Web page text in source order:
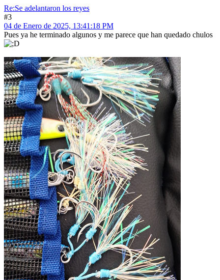
Re:Se adelantaron los reyes
#3
04 de Enero de 2025, 13:41:18 PM
Pues ya he terminado algunos y me parece que han quedado chulos